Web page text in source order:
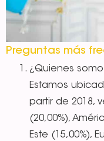
Preguntas más
¿Quienes
Estamos
partir de 2018,
(20,00%),
Este (15,00%),